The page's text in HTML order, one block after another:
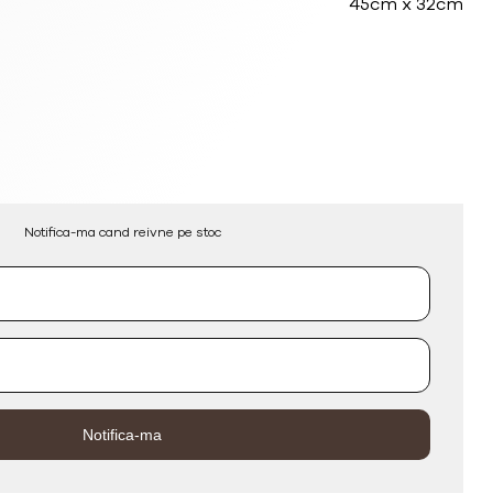
Notifica-ma cand reivne pe stoc